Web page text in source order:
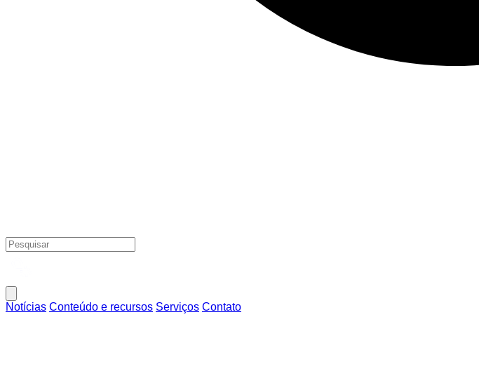
Notícias Conteúdo e recursos Serviços Contato